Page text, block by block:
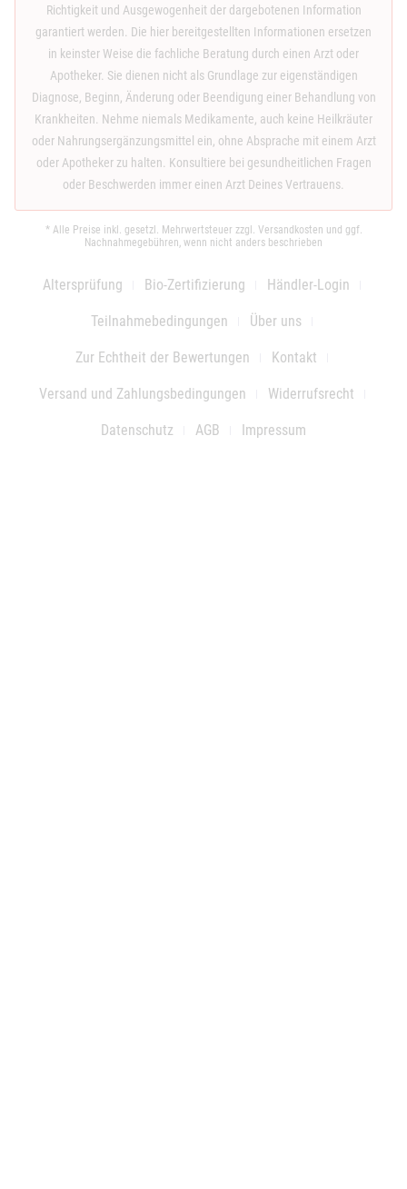
Richtigkeit und Ausgewogenheit der dargebotenen Information
garantiert werden. Die hier bereitgestellten Informationen ersetzen
in keinster Weise die fachliche Beratung durch einen Arzt oder
Apotheker. Sie dienen nicht als Grundlage zur eigenständigen
Diagnose, Beginn, Änderung oder Beendigung einer Behandlung von
Krankheiten. Nehme niemals Medikamente, auch keine Heilkräuter
oder Nahrungsergänzungsmittel ein, ohne Absprache mit einem Arzt
oder Apotheker zu halten. Konsultiere bei gesundheitlichen Fragen
oder Beschwerden immer einen Arzt Deines Vertrauens.
* Alle Preise inkl. gesetzl. Mehrwertsteuer zzgl. Versandkosten und ggf.
Nachnahmegebühren, wenn nicht anders beschrieben
Altersprüfung Bio-Zertifizierung Händler-Login
Teilnahmebedingungen Über uns
Zur Echtheit der Bewertungen Kontakt
Versand und Zahlungsbedingungen Widerrufsrecht
Datenschutz AGB Impressum